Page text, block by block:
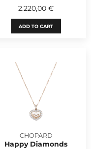
2.220,00 €
ADD TO CART
CHOPARD
Happy Diamonds